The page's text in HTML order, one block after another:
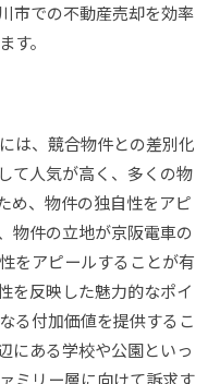
市での不動産売却を効率
す。
は、競合物件との差別化
て人気が高く、多くの物
め、物件の独自性をアピ
物件の立地が京阪電車の
をアピールすることが有
を反映した魅力的なポイ
る付加価値を提供するこ
にある学校や公園といっ
ミリー層に向けて訴求す